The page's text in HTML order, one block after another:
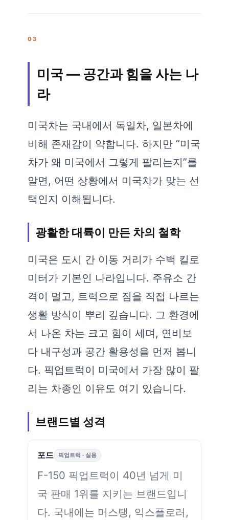
03
미국 — 공간과 힘을 사는 나
라
미국차는 국내에서 독일차, 일본차에
비해 존재감이 약합니다. 하지만 “미국
차가 왜 미국에서 그렇게 팔리는지”를
알면, 어떤 상황에서 미국차가 맞는 선
택인지 이해됩니다.
광활한 대륙이 만든 차의 철학
미국은 도시 간 이동 거리가 수백 킬로
미터가 기본인 나라입니다. 주유소 간
격이 멀고, 트럭으로 짐을 직접 나르는
생활 방식이 뿌리 깊습니다. 그 환경에
서 나온 차는 크고 힘이 세며, 연비보
다 내구성과 공간 활용성을 먼저 봅니
다. 픽업트럭이 미국에서 가장 많이 팔
리는 차종인 이유도 여기 있습니다.
브랜드별 성격
포드 픽업트럭 · 실용
F-150 픽업트럭이 40년 넘게 미
국 판매 1위를 지키는 브랜드입니
다. 국내에는 머스탱, 익스플로러,